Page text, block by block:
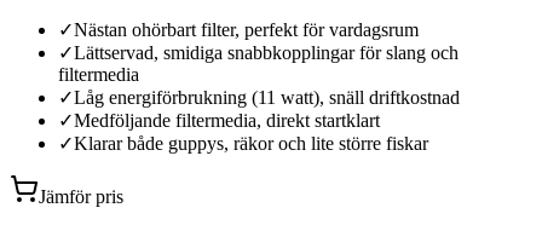
✓Nästan ohörbart filter, perfekt för vardagsrum
✓Lättservad, smidiga snabbkopplingar för slang och
filtermedia
✓Låg energiförbrukning (11 watt), snäll driftkostnad
✓Medföljande filtermedia, direkt startklart
✓Klarar både guppys, räkor och lite större fiskar
Jämför pris